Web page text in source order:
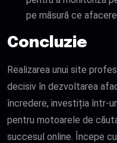
pe măsură ce
Concluzie
Realizarea unui site
decisiv în dezvoltarea
încredere, investiția într-
pentru motoarele de
succesul online. Începe